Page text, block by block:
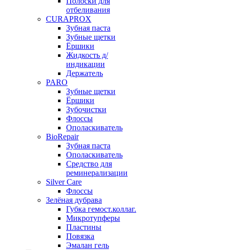
отбеливания
CURAPROX
Зубная паста
Зубные щетки
Ёршики
Жидкость д/
индикации
Держатель
PARO
Зубные щетки
Ёршики
Зубочистки
Флоссы
Ополаскиватель
BioRepair
Зубная паста
Ополаскиватель
Средство для
реминерализации
Silver Care
Флоссы
Зелёная дубрава
Губка гемост.коллаг.
Микротупферы
Пластины
Повязка
Эмалан гель